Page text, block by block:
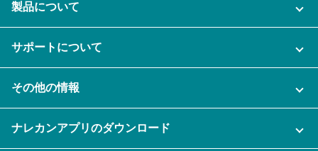
製品について
ご利用企業様の声
セキュリティ
サポートについて
充実サポート
その他の情報
ナレカンアプリのダウンロード